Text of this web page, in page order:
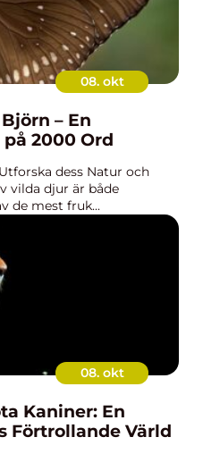
08. okt
– En
2000 Ord
dess Natur och
vilda djur är både
de mest fruk...
08. okt
Kaniner: En
Förtrollande Värld